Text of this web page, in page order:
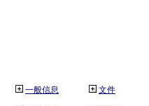
一般信息 文件